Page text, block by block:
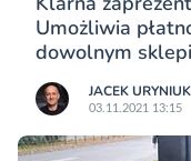
Umożliwia
dowolnym
JACEK URYNIUK
03.11.2021 13:15